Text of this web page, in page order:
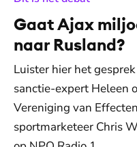
Gaat Ajax
naar Rusland?
Luister hier het
sanctie-expert Heleen
Vereniging van
sportmarketeer Chris